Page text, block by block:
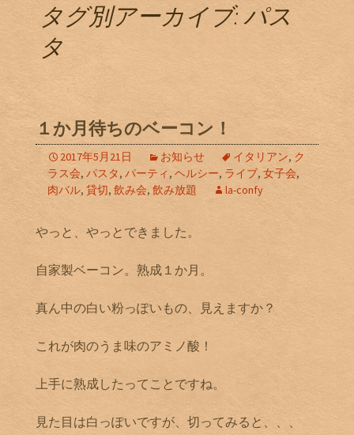
タグ別アーカイブ: パス
タ
１か月待ちのベーコン！
2017年5月21日 お知らせ イタリアン, ク
ラス会, パスタ, パーティ , ヘルシー, ライブ, 女子会,
肉バル, 貸切, 飲み会, 飲み放題 la-confy
やっと、やっとできました。
自家製ベーコン。熟成１か月。
真ん中の白い粉っぽいもの、見えますか？
これが肉のうま味のアミノ酸！
上手に熟成したってことですね。
見た目は白っぽいですが、切ってみると、、、